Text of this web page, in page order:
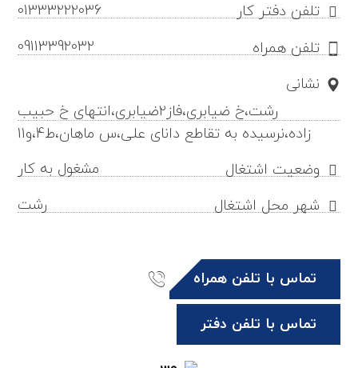
تلفن دفتر کار
01333222036
تلفن همراه
09113392032
نشانی
رشت،خ ضیابری،فاز2ضیابری،انتهای خ حبیب
زاده،نرسیده به تقاطع دانای علی،س ماهان،ط4،و11
وضعیت اشتغال
مشغول به کار
شهر محل اشتغال
رشت
تماس با تلفن همراه
تماس با تلفن دفتر